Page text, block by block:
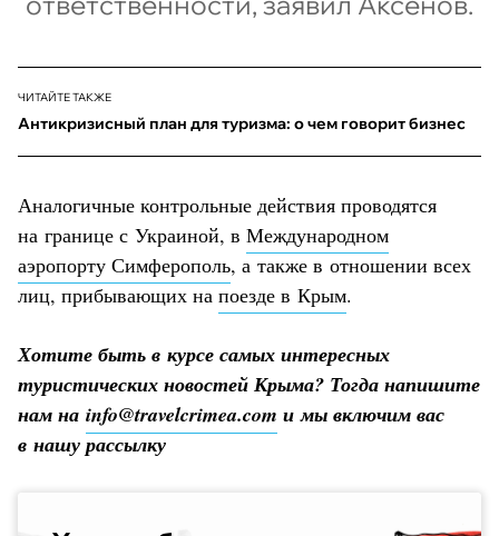
ЧИТАЙТЕ ТАКЖЕ
Антикризисный план для туризма: о чем говорит бизнес
Аналогичные контрольные действия проводятся
на границе с Украиной, в Международном
аэропорту Симферополь, а также в отношении всех
лиц, прибывающих на поезде в Крым.
Хотите быть в курсе самых интересных
туристических новостей Крыма? Тогда напишите
нам на info@travelcrimea.com и мы включим вас
в нашу рассылку